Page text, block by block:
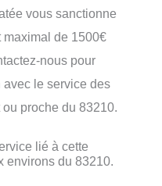
vous sanctionne
maximal de 1500€
nous pour
le service des
proche du 83210.
lié à cette
environs du 83210.